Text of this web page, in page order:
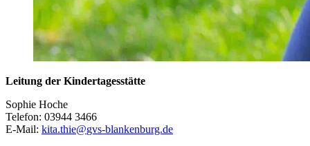
Leitung der Kindertagesstätte
Sophie Hoche
Telefon: 03944 3466
E-Mail: kita.thie@gvs-blankenburg.de